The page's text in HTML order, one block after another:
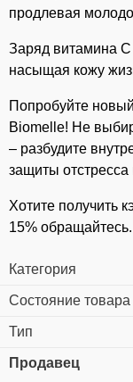
продлевая
Заряд витамина С
насыщая кожу
Попробуйте
Biomelle! Не
– разбудите
защиты
⁣Хотите получить
15% обращайтесь.
Категория
Состояние товара
Тип
Продавец